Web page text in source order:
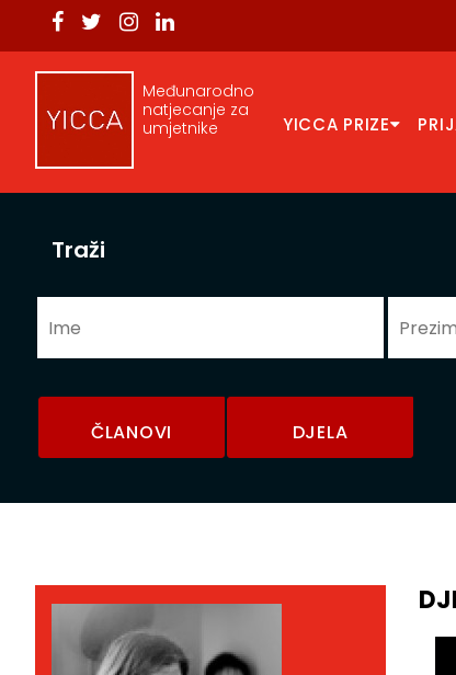
Međunarodno
natjecanje za
umjetnike
YICCA PRIZE
Traži
ČLANOVI DJELA